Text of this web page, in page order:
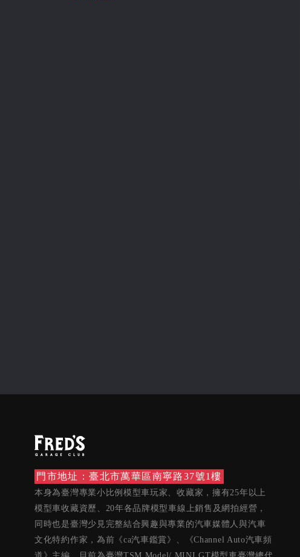
門市地址：臺北市萬華區南寧路37號1樓
本身為臺灣專業小比例模型車玩家、收藏家，擁有25年以上
模型車收藏資歷、20年各品牌模型車線上銷售及網拍經營，
同時也是臺灣少見完整結合興趣與專業的汽車媒體人與汽車
文化特約作家，為前《ca汽車鑑賞》、《Channel Auto汽車頻